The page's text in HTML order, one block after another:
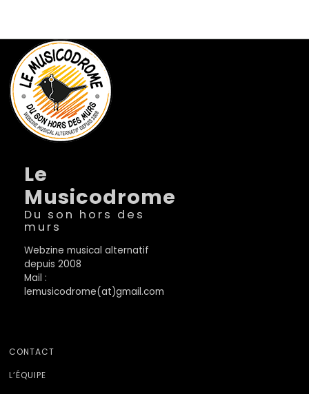
Le
Musicodrome
Du son hors des
murs
Webzine musical alternatif
depuis 2008
Mail :
lemusicodrome(at)gmail.com
CONTACT
L’ÉQUIPE